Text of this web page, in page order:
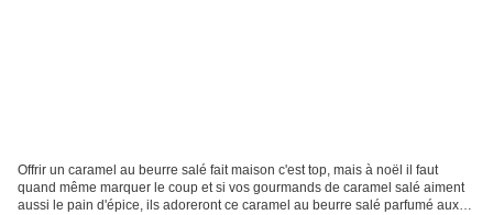
Offrir un caramel au beurre salé fait maison c'est top, mais à noël il faut
quand même marquer le coup et si vos gourmands de caramel salé aiment
aussi le pain d'épice, ils adoreront ce caramel au beurre salé parfumé aux